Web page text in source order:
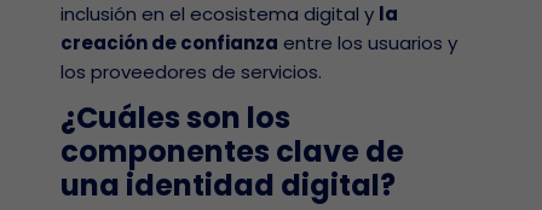
inclusión en el ecosistema digital y la
creación de confianza entre los usuarios y
los proveedores de servicios.
¿Cuáles son los
componentes clave de
una identidad digital?